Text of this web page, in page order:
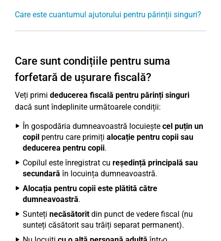
Care este cuantumul ajutorului pentru părinții singuri?
Care sunt condițiile pentru suma
forfetară de ușurare fiscală?
Veți primi deducerea fiscală pentru părinți singuri
dacă sunt îndeplinite următoarele condiții:
În gospodăria dumneavoastră locuiește cel puțin un
copil pentru care primiți alocație pentru copii sau
deducerea pentru copii.
Copilul este înregistrat cu reședință principală sau
secundară în locuința dumneavoastră.
Alocația pentru copii este plătită către
dumneavoastră.
Sunteți necăsătoritdin punct de vedere fiscal (nu
sunteți căsătorit sau trăiți separat permanent).